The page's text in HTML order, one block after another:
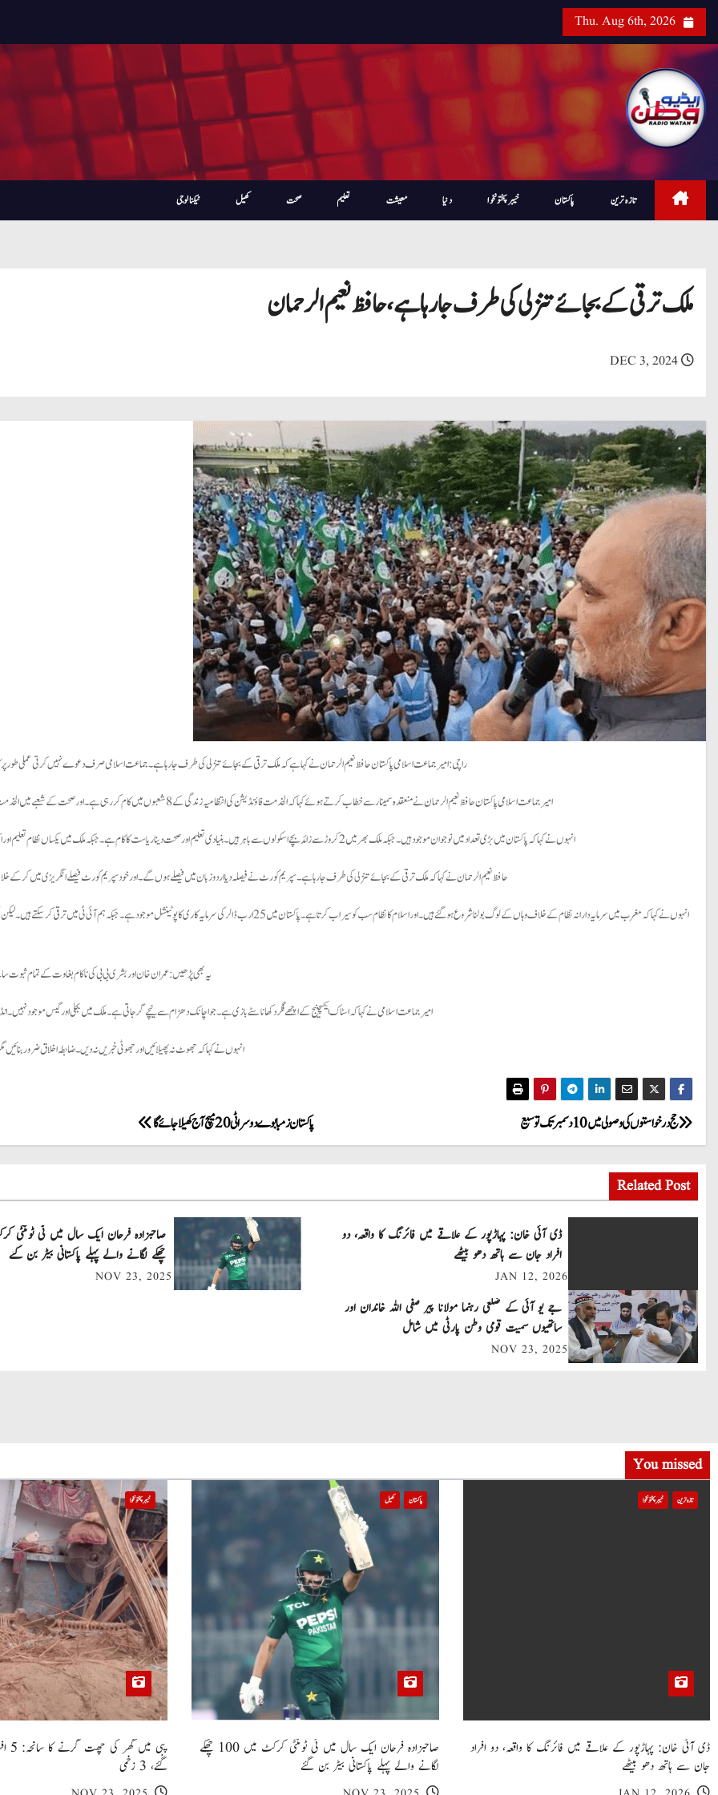
i
Thu. Aug 6th, 2026
تازہ ترین پاکستان خیبرپختونخوا دنیا معیشت تعلیم صحت کھیل ٹیکنالوجی
ملک ترقی کے بجائے تنزلی کی طرف جا رہا ہے، حافظ نعیم الرحمان
راچی: امیر جماعت اسلامی پاکستان حافظ نعیم الرحمان نے کہا ہے کہ ملک ترقی کے بجائے تنزلی کی طرف جا رہا ہے۔ جماعت اسلامی صرف دعوے نہیں کرتی عملی طور
امیر جماعت اسلامی پاکستان حافظ نعیم الرحمان نے منعقدہ سمینار سے خطاب کرتے ہوئے کہا کہ الخدمت فاؤنڈیشن کی انتظامیہ زندگی کے 8 شعبوں میں کام کر رہی ہے۔ اور صحت کے شعبے میں الخدمت سب سے آگے ہے۔
انہوں نے کہا کہ پاکستان میں بڑی تعداد میں نوجوان موجود ہیں۔ جبکہ ملک بھر میں 2 کروڑ سے زائد بچے اسکولوں سے باہر ہیں۔ بنیادی تعلیم اور صحت دینا ریاست کا کام ہے۔ جبکہ ملک میں یکساں نظام تعلیم اور ایک زبان ہونی چاہیے۔
حافظ نعیم الرحمان نے کہا کہ ملک ترقی کے بجائے تنزلی کی طرف جا رہا ہے۔ سپریم کورٹ نے فیصلہ دیا اردو زبان میں فیصلے ہوں گے۔ اور خود سپریم کورٹ فیصلے انگریزی میں کر
انہوں نے کہا کہ مغرب میں سرمایہ دارانہ نظام کے خلاف وہاں کے لوگ بولنا شروع ہو گئے ہیں۔ اور اسلام کا نظام سب کو سیراب کرتا ہے۔ پاکستان میں 25 ارب ڈالر کی سرمایہ کاری کا پوٹینشل موجود ہے۔ جبکہ ہم
یہ بھی پڑھیں: عمران خان اور بشری بی بی کی ناکام بغاوت کے تمام ثبوت
امیر جماعت اسلامی نے کہا کہ اسٹاک ایکسچینج کے اچھے فگر دکھانا سٹے بازی ہے۔ جو اچانک دھڑام سے نیچے گر جاتی ہے۔ ملک میں بجلی اور گیس موجود
انہوں نے کہا کہ جھوٹ نہ پھیلائیں اور جھوٹی خبریں نہ دیں۔ ضابطہ اخلاق ضرور بنائیں
P
o
s
a
v
i
t
i
پاکستان زمبابوے دوسرا ٹی 20 میچ آج کھیلا جائے گا حج درخواستوں کی وصولی میں 10 دسمبر تک توسیع
Related Post
ڈی آئی خان: پہاڑپور کے علاقے میں فائرنگ کا واقعہ، دو
افراد جان سے ہاتھ دھو بیٹھے
JAN 12, 2026
چھکے لگانے والے پہلے پاکستانی بیٹر بن گئے
NOV 23, 2025
جے یو آئی کے ضلعی رہنما مولانا پیر صفی اللہ خاندان اور
ساتھیوں سمیت قومی وطن پارٹی میں شامل
NOV 23, 2025
You missed
تازہ ترین خیبر پختونخوا
ڈی آئی خان: پہاڑپور کے علاقے میں فائرنگ کا واقعہ، دو افراد
جان سے ہاتھ دھو بیٹھے
پاکستان کھیل
صاحبزادہ فرحان ایک سال میں ٹی ٹوئنٹی کرکٹ میں 100 چھکے
لگانے والے پہلے پاکستانی بیٹر بن گئے
خیبر پختونخوا
گئے، 3 زخمی